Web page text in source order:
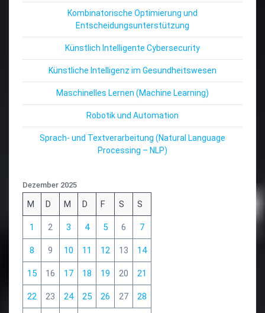
Kombinatorische Optimierung und
Entscheidungsunterstützung
Künstlich Intelligente Cybersecurity
Künstliche Intelligenz im Gesundheitswesen
Maschinelles Lernen (Machine Learning)
Robotik und Automation
Sprach- und Textverarbeitung (Natural Language
Processing – NLP)
Dezember 2025
M D M D F S S
1 2 3 4 5 6 7
8 9 10 11 12 13 14
15 16 17 18 19 20 21
22 23 24 25 26 27 28